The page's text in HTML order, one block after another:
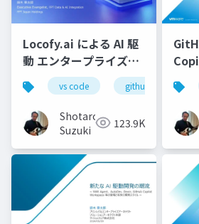
Locofy.ai による AI 駆
動 エンタープライズフ
ロンドエンド開発実践-
s
vs code github copilot
Shotaro
Suzuki
123.9K
コ
効